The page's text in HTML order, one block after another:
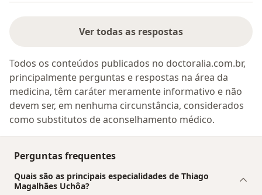
Ver todas as respostas
Todos os conteúdos publicados no doctoralia.com.br,
principalmente perguntas e respostas na área da
medicina, têm caráter meramente informativo e não
devem ser, em nenhuma circunstância, considerados
como substitutos de aconselhamento médico.
Perguntas frequentes
Quais são as principais especialidades de Thiago
Magalhães Uchôa?